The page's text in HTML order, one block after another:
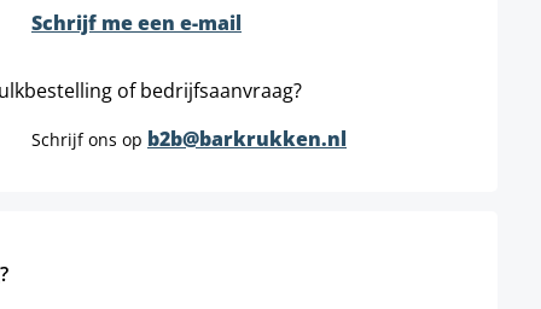
Schrijf me een e-mail
of bedrijfsaanvraag?
Schrijf ons op b2b@barkrukken.nl